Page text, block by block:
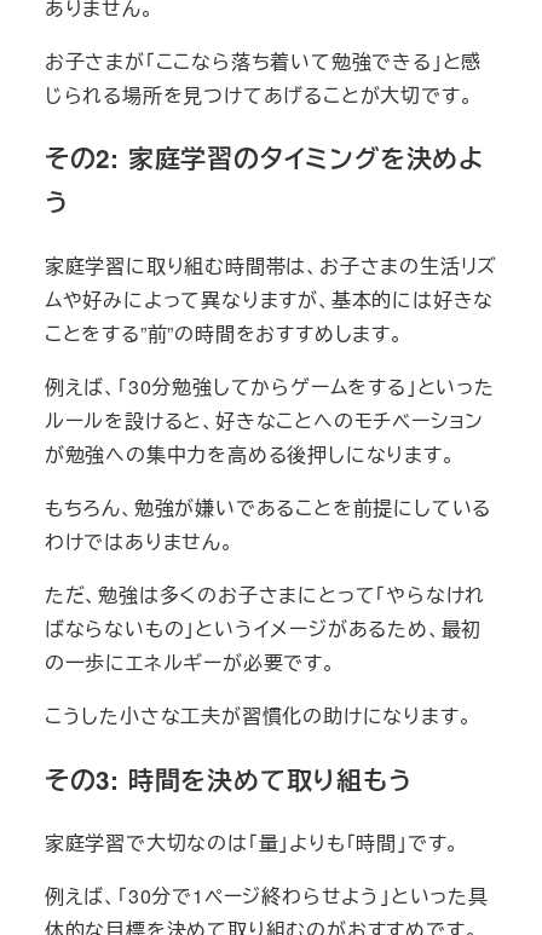
ありません。
お子さまが「ここなら落ち着いて勉強できる」と感
じられる場所を見つけてあげることが大切です。
その2: 家庭学習のタイミングを決めよ
う
家庭学習に取り組む時間帯は、お子さまの生活リズ
ムや好みによって異なりますが、基本的には好きな
ことをする”前”の時間をおすすめします。
例えば、「30分勉強してからゲームをする」といった
ルールを設けると、好きなことへのモチベーション
が勉強への集中力を高める後押しになります。
もちろん、勉強が嫌いであることを前提にしている
わけではありません。
ただ、勉強は多くのお子さまにとって「やらなけれ
ばならないもの」というイメージがあるため、最初
の一歩にエネルギーが必要です。
こうした小さな工夫が習慣化の助けになります。
その3: 時間を決めて取り組もう
家庭学習で大切なのは「量」よりも「時間」です。
例えば、「30分で1ページ終わらせよう」といった具